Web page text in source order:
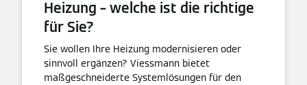
Heizung – welche ist die richtige
für Sie?
Sie wollen Ihre Heizung modernisieren oder
sinnvoll ergänzen? Viessmann bietet
maßgeschneiderte Systemlösungen für den